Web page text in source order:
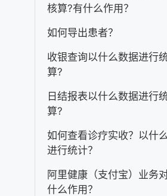
核算?有什么作用？
如何导出患者？
收银查询以什么数据进行
算?
日结报表以什么数据进行
算?
如何查看诊疗实收？以什
进行统计？
阿里健康（支付宝）业务
什么作用？